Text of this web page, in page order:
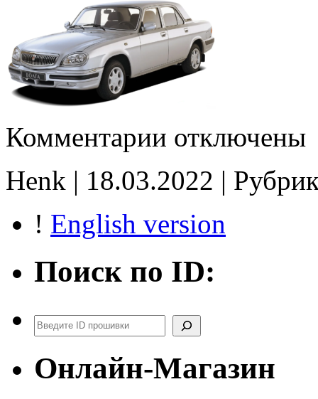
Комментарии записи
05
E2
отключены
Henk | 18.03.2022 |
! English version
Поиск по ID:
Поиск
Онлайн-Магазин